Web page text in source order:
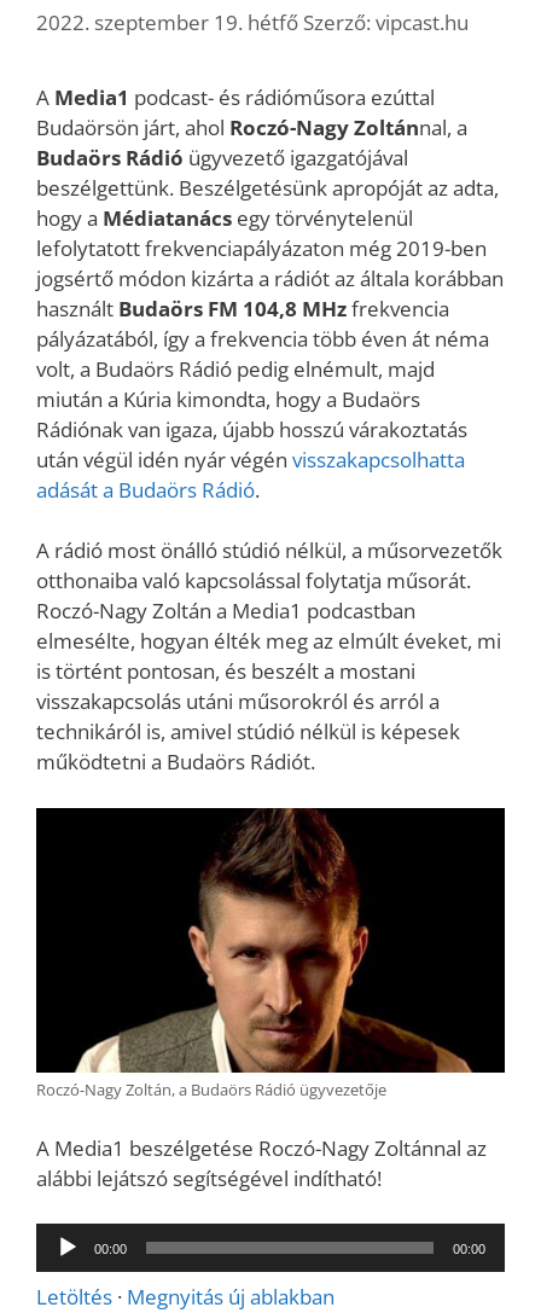
2022. szeptember 19. hétfő Szerző: vipcast.hu
A Media1 podcast- és rádióműsora ezúttal
Budaörsön járt, ahol Roczó-Nagy Zoltánnal, a
Budaörs Rádió ügyvezető igazgatójával
beszélgettünk. Beszélgetésünk apropóját az adta,
hogy a Médiatanács egy törvénytelenül
lefolytatott frekvenciapályázaton még 2019-ben
jogsértő módon kizárta a rádiót az általa korábban
használt Budaörs FM 104,8 MHzfrekvencia
pályázatából, így a frekvencia több éven át néma
volt, a Budaörs Rádió pedig elnémult, majd
miután a Kúria kimondta, hogy a Budaörs
Rádiónak van igaza, újabb hosszú várakoztatás
után végül idén nyár végén visszakapcsolhatta
adását a Budaörs Rádió.
A rádió most önálló stúdió nélkül, a műsorvezetők
otthonaiba való kapcsolással folytatja műsorát.
Roczó-Nagy Zoltán a Media1 podcastban
elmesélte, hogyan élték meg az elmúlt éveket, mi
is történt pontosan, és beszélt a mostani
visszakapcsolás utáni műsorokról és arról a
technikáról is, amivel stúdió nélkül is képesek
működtetni a Budaörs Rádiót.
Roczó-Nagy Zoltán, a Budaörs Rádió ügyvezetője
A Media1 beszélgetése Roczó-Nagy Zoltánnal az
alábbi lejátszó segítségével indítható!
Audió
lejátszó
00:00 00:00
Letöltés · Megnyitás új ablakban